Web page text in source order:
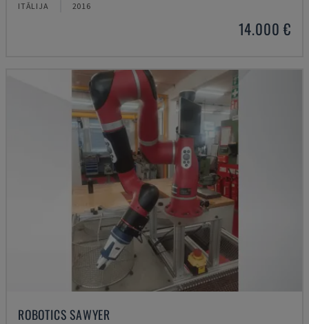
ITĀLIJA 2016
14.000 €
ROBOTICS SAWYER